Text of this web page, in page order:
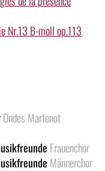
Nr.13 B-moll op.113
Ondes Martenot
Frauenchor
Männerchor